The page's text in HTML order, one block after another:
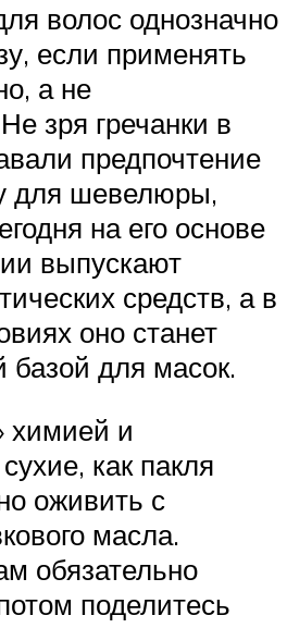
волос однозначно
если применять
а не
зря гречанки в
предпочтение
для шевелюры,
на его основе
выпускают
средств, а в
оно станет
базой для масок.
химией и
как пакля
оживить с
масла.
обязательно
поделитесь